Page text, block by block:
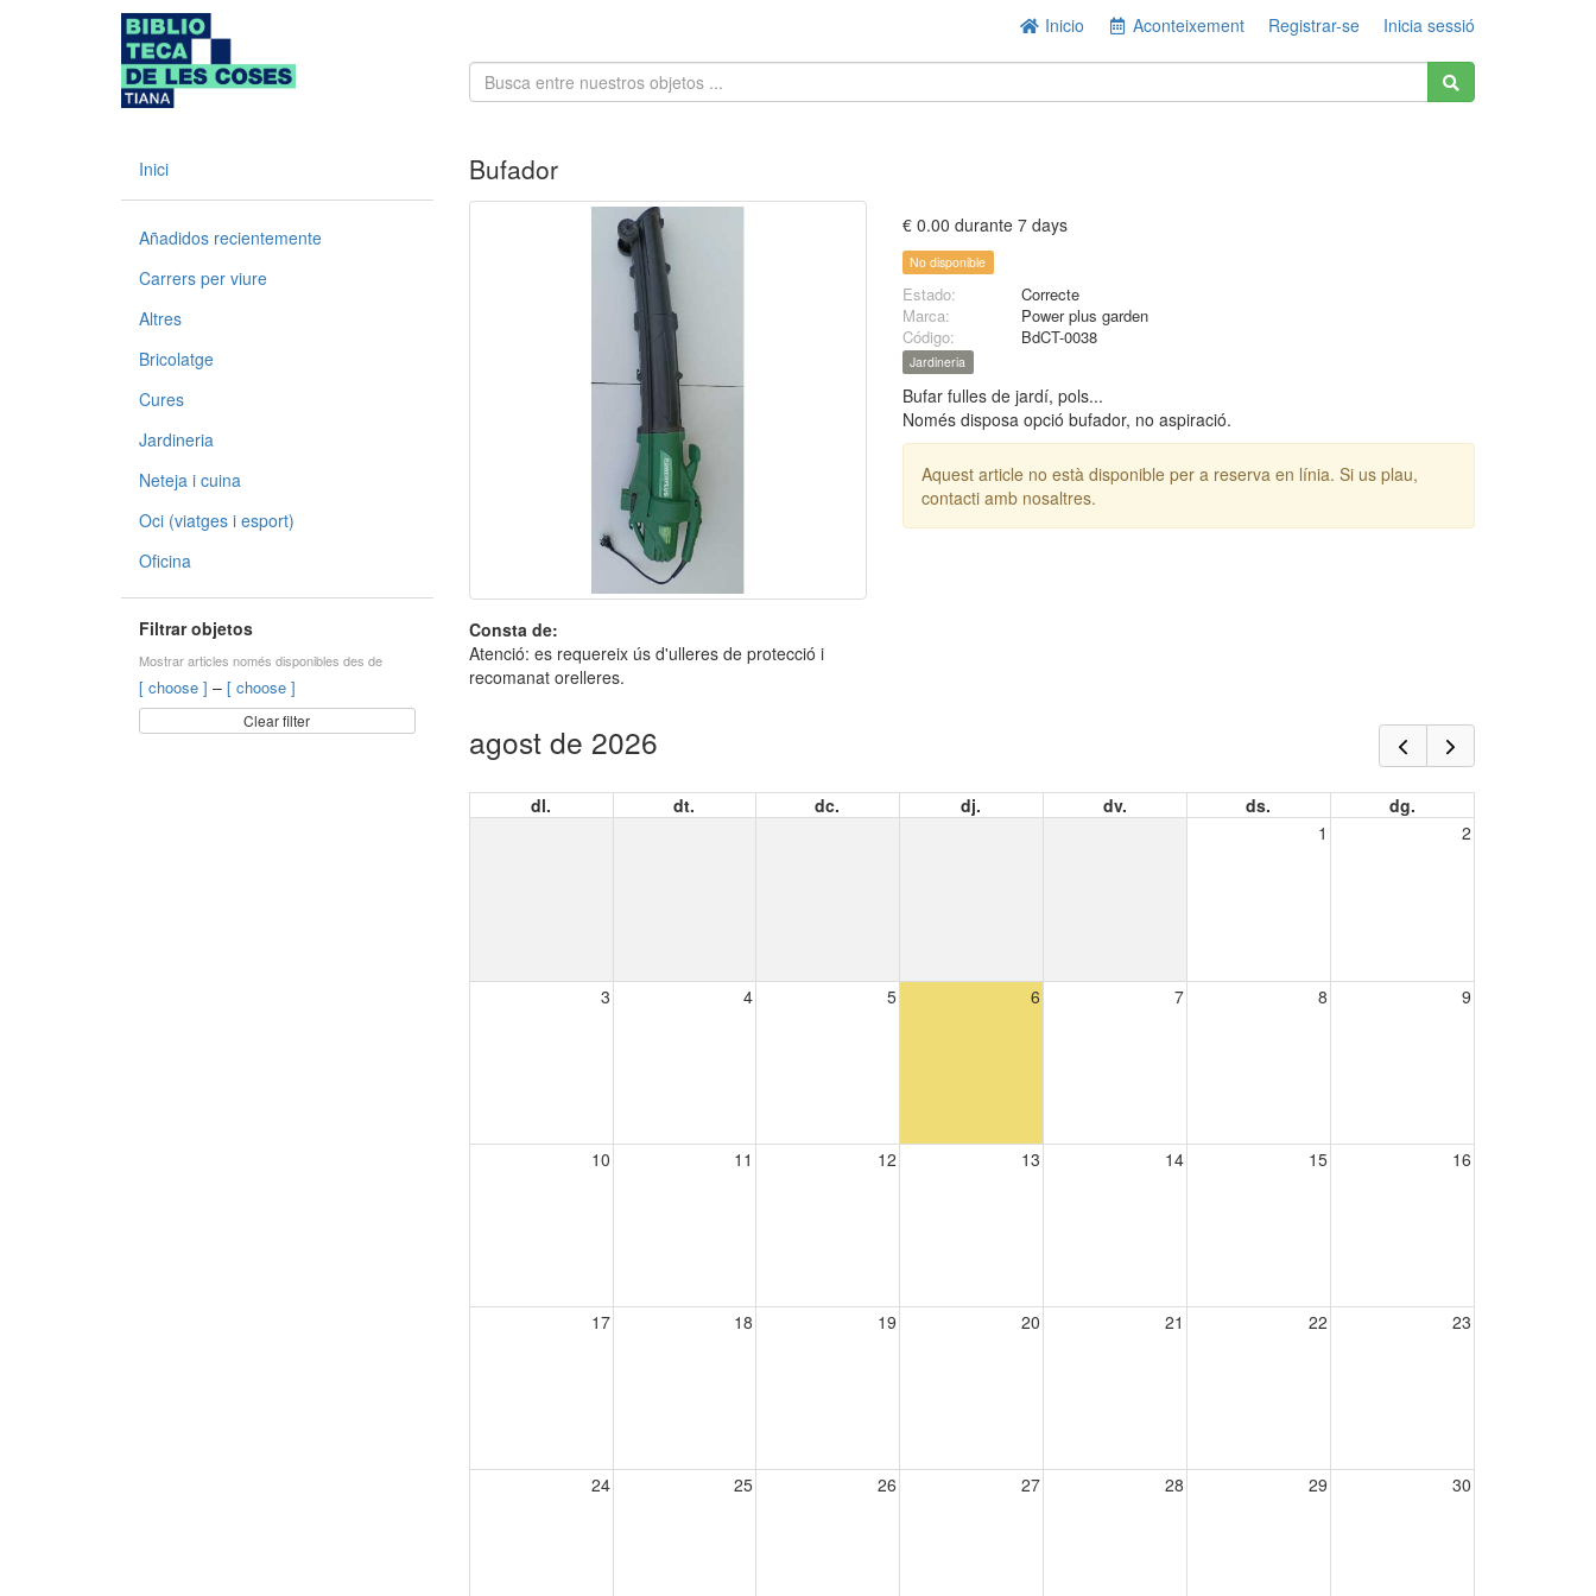
Inicio Aconteixement Registrar-se Inicia sessió
Inici
Añadidos recientemente
Carrers per viure
Altres
Bricolatge
Cures
Jardineria
Neteja i cuina
Oci (viatges i esport)
Oficina
Filtrar objetos
Mostrar articles només disponibles des de
[ choose ] – [ choose ]
Clear filter
Bufador
Consta de:
Atenció: es requereix ús d'ulleres de protecció i
recomanat orelleres.
€ 0.00 durante 7 days
No disponible
Estado:
Correcte
Marca:
Power plus garden
Código:
BdCT-0038
Jardineria
Bufar fulles de jardí, pols...
Només disposa opció bufador, no aspiració.
Aquest article no està disponible per a reserva en línia. Si us plau,
contacti amb nosaltres.
agost de 2026
dl. dt. dc. dj. dv. ds.
dg.
1
2
3 4 5 6 7 8 9
10 11 12 13 14 15 16
17 18 19 20 21 22 23
24 25 26 27 28 29 30